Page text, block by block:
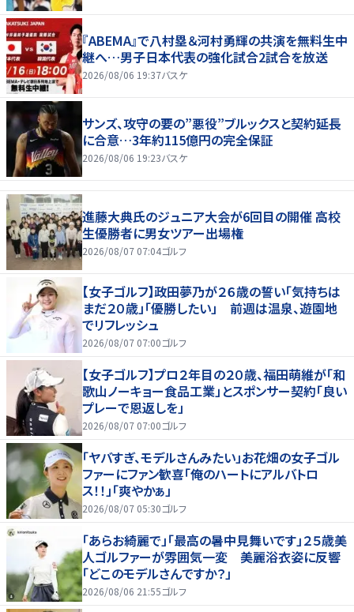
『ABEMA』で八村塁＆河村勇輝の共演を無料生中
継へ…男子日本代表の強化試合2試合を放送
2026/08/06 19:37バスケ
サンズ、攻守の要の”悪役”ブルックスと契約延長
に合意…3年約115億円の完全保証
2026/08/06 19:23バスケ
進藤大典氏のジュニア大会が6回目の開催 高校
生優勝者に男女ツアー出場権
2026/08/07 07:04ゴルフ
【女子ゴルフ】政田夢乃が２６歳の誓い「気持ちは
まだ２０歳」「優勝したい」 前週は温泉、遊園地
でリフレッシュ
2026/08/07 07:00ゴルフ
【女子ゴルフ】プロ２年目の２０歳、福田萌維が「和
歌山ノーキョー食品工業」とスポンサー契約「良い
プレーで恩返しを」
2026/08/07 07:00ゴルフ
「ヤバすぎ、モデルさんみたい」お花畑の女子ゴル
ファーにファン歓喜「俺のハートにアルバトロ
ス！！」「爽やかぁ」
2026/08/07 05:30ゴルフ
「あらお綺麗で」「最高の暑中見舞いです」２５歳美
人ゴルファーが雰囲気一変 美麗浴衣姿に反響
「どこのモデルさんですか？」
2026/08/06 21:55ゴルフ